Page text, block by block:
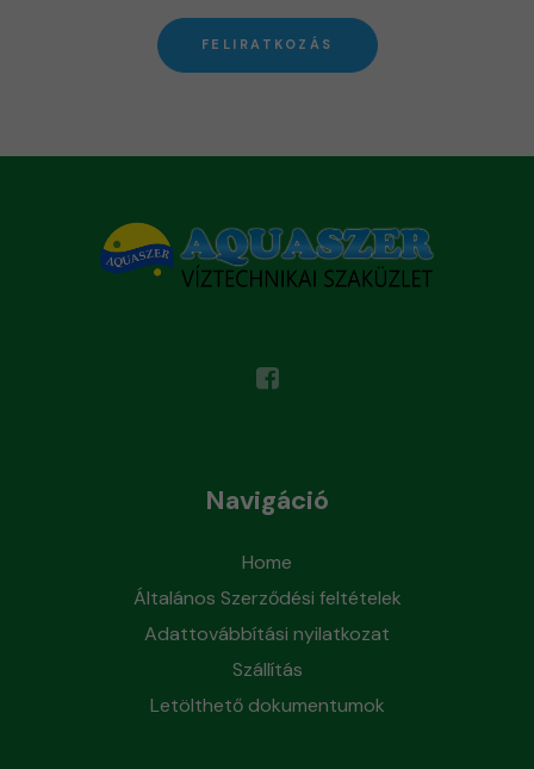
FELIRATKOZÁS
Navigáció
Home
Általános Szerződési feltételek
Adattovábbítási nyilatkozat
Szállítás
Letölthető dokumentumok